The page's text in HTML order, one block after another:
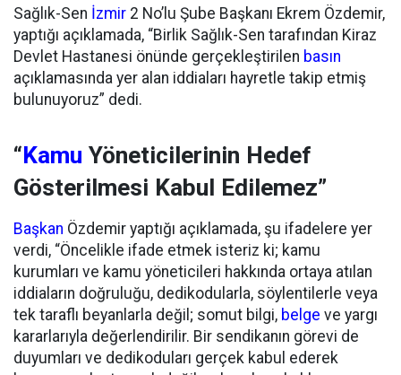
Sağlık-Sen İzmir 2 No’lu Şube Başkanı Ekrem Özdemir,
yaptığı açıklamada, “Birlik Sağlık-Sen tarafından Kiraz
Devlet Hastanesi önünde gerçekleştirilen basın
açıklamasında yer alan iddiaları hayretle takip etmiş
bulunuyoruz” dedi.
“Kamu Yöneticilerinin Hedef
Gösterilmesi Kabul Edilemez”
Başkan Özdemir yaptığı açıklamada, şu ifadelere yer
verdi, “Öncelikle ifade etmek isteriz ki; kamu
kurumları ve kamu yöneticileri hakkında ortaya atılan
iddiaların doğruluğu, dedikodularla, söylentilerle veya
tek taraflı beyanlarla değil; somut bilgi, belge ve yargı
kararlarıyla değerlendirilir. Bir sendikanın görevi de
duyumları ve dedikoduları gerçek kabul ederek